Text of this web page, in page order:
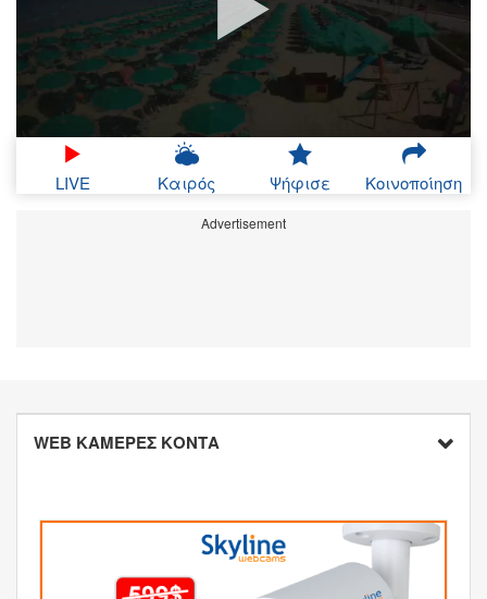
LIVE Καιρός Ψήφισε Κοινοποίηση
Advertisement
WEB ΚΑΜΕΡΕΣ ΚΟΝΤΑ